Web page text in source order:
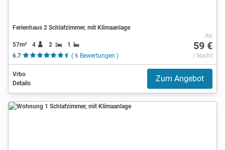
Ferienhaus 2 Schlafzimmer, mit Klimaanlage
57m² 4 2
1
6.7
( 6 Bewertungen )
Ab
59 €
/ Nacht
Vrbo
Details
Zum Angebot